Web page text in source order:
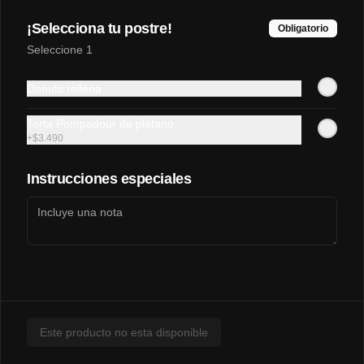
$3.200
¡Selecciona tu postre! Obligatorio
Seleccione 1
+$3.490
Instrucciones especiales
Este producto no esta disponible